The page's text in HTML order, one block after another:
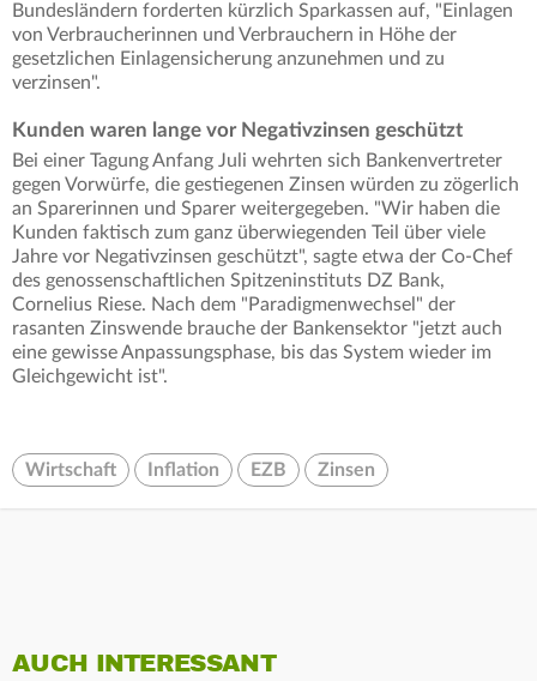
Bundesländern forderten kürzlich Sparkassen auf, "Einlagen
von Verbraucherinnen und Verbrauchern in Höhe der
gesetzlichen Einlagensicherung anzunehmen und zu
verzinsen".
Kunden waren lange vor Negativzinsen geschützt
Bei einer Tagung Anfang Juli wehrten sich Bankenvertreter
gegen Vorwürfe, die gestiegenen Zinsen würden zu zögerlich
an Sparerinnen und Sparer weitergegeben. "Wir haben die
Kunden faktisch zum ganz überwiegenden Teil über viele
Jahre vor Negativzinsen geschützt", sagte etwa der Co-Chef
des genossenschaftlichen Spitzeninstituts DZ Bank,
Cornelius Riese. Nach dem "Paradigmenwechsel" der
rasanten Zinswende brauche der Bankensektor "jetzt auch
eine gewisse Anpassungsphase, bis das System wieder im
Gleichgewicht ist".
Wirtschaft Inflation EZB Zinsen
AUCH INTERESSANT